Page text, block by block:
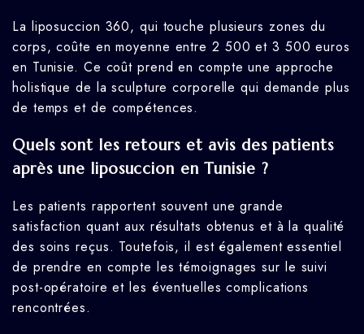
La liposuccion 360, qui touche plusieurs zones du
corps, coûte en moyenne entre 2 500 et 3 500 euros
en Tunisie. Ce coût prend en compte une approche
holistique de la sculpture corporelle qui demande plus
de temps et de compétences.
Quels sont les retours et avis des patients
après une liposuccion en Tunisie ?
Les patients rapportent souvent une grande
satisfaction quant aux résultats obtenus et à la qualité
des soins reçus. Toutefois, il est également essentiel
de prendre en compte les témoignages sur le suivi
post-opératoire et les éventuelles complications
rencontrées.